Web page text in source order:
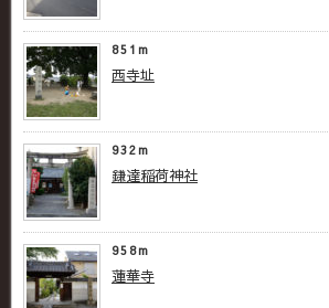
851m
西寺址
932m
鎌達稲荷神社
958m
蓮華寺